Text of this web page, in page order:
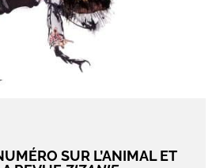
SUR L’ANIMAL ET